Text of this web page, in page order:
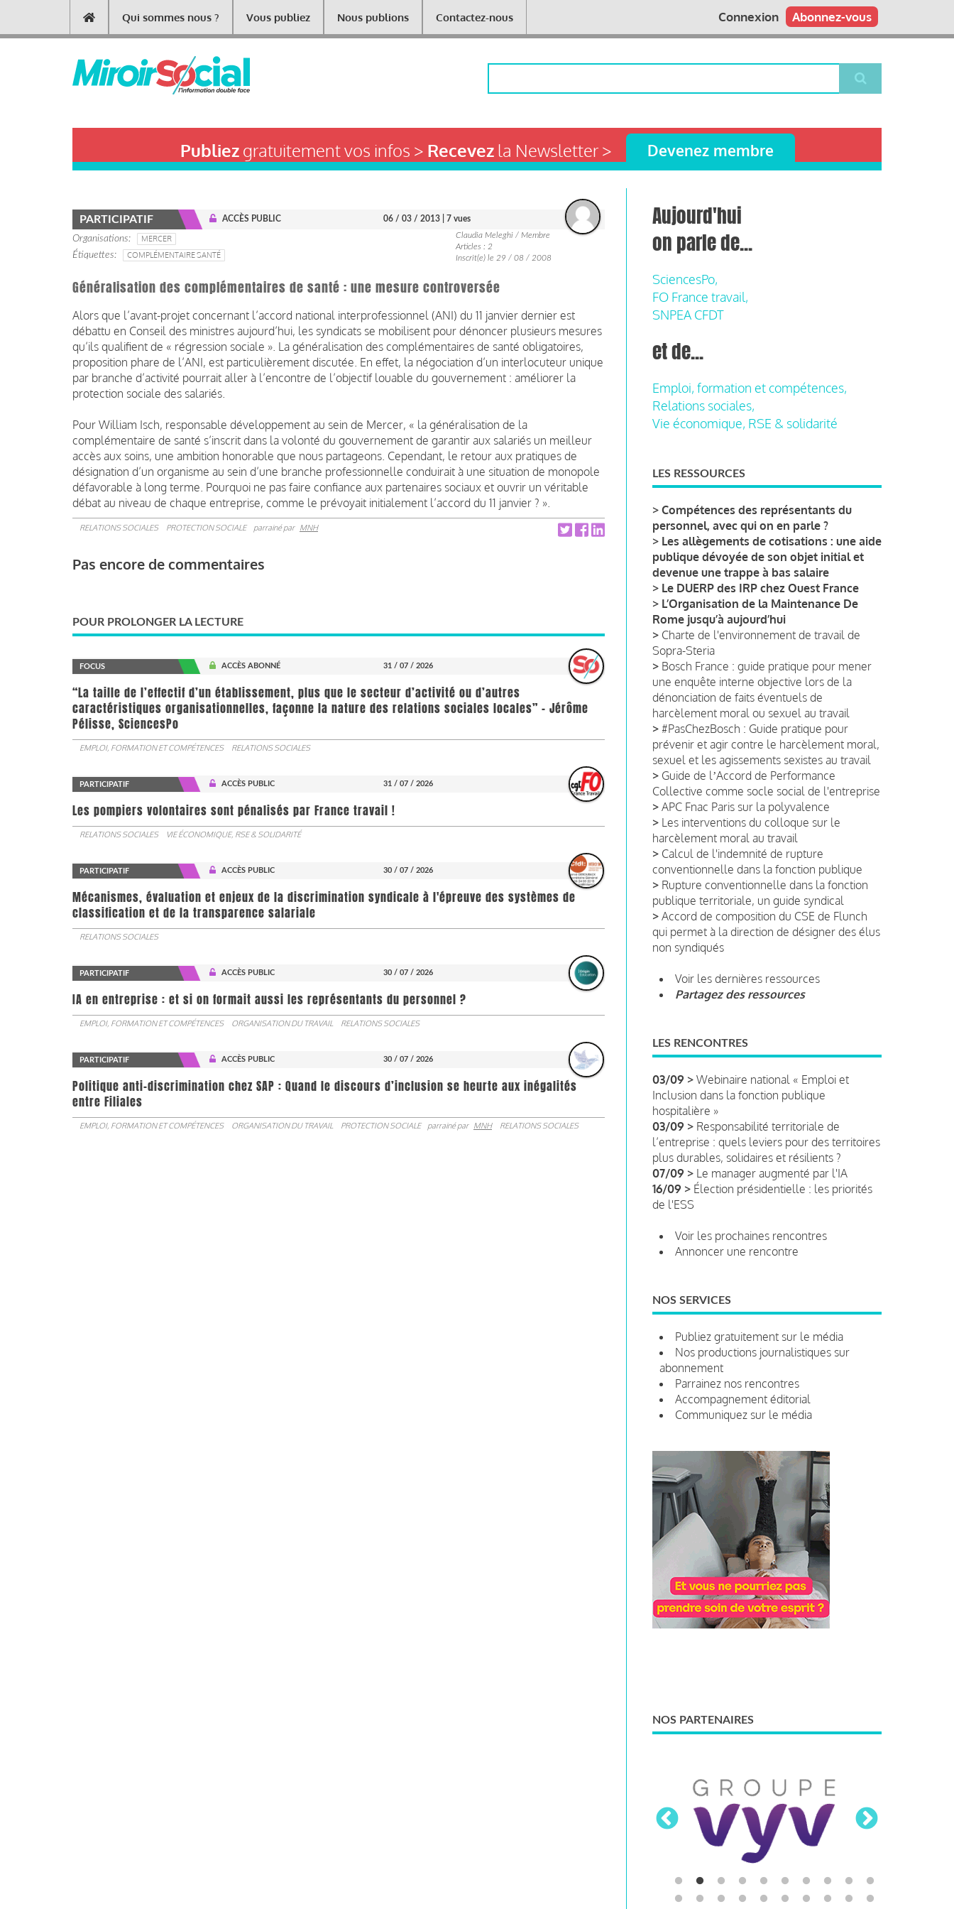
contenu
Main
navigation
Qui sommes nous ? Vous publiez Nous publions Contactez-nous Abonnez-vous
Connexion
Publiezgratuitement vos infos > Recevezla Newsletter > Devenez membre
PARTICIPATIF ACCÈS PUBLIC 06 / 03 / 2013 | 7 vues
Organisations
MERCER
Étiquettes
COMPLÉMENTAIRE SANTÉ
Claudia Meleghi / Membre
Articles : 2
Inscrit(e) le 29 / 08 / 2008
Généralisation des complémentaires de santé : une mesure controversée
Alors que l’avant-projet concernant l’accord national interprofessionnel (ANI) du 11 janvier dernier est
débattu en Conseil des ministres aujourd’hui, les syndicats se mobilisent pour dénoncer plusieurs mesures
qu’ils qualifient de « régression sociale ». La généralisation des complémentaires de santé obligatoires,
proposition phare de l’ANI, est particulièrement discutée. En effet, la négociation d’un interlocuteur unique
par branche d’activité pourrait aller à l’encontre de l’objectif louable du gouvernement : améliorer la
protection sociale des salariés.
Pour William Isch, responsable développement au sein de Mercer, « la généralisation de la
complémentaire de santé s’inscrit dans la volonté du gouvernement de garantir aux salariés un meilleur
accès aux soins, une ambition honorable que nous partageons. Cependant, le retour aux pratiques de
désignation d’un organisme au sein d’une branche professionnelle conduirait à une situation de monopole
défavorable à long terme. Pourquoi ne pas faire confiance aux partenaires sociaux et ouvrir un véritable
débat au niveau de chaque entreprise, comme le prévoyait initialement l’accord du 11 janvier ? ».
RELATIONS SOCIALES PROTECTION SOCIALE parrainé par MNH
Pas encore de commentaires
POUR PROLONGER LA LECTURE
FOCUS ACCÈS ABONNÉ 31 / 07 / 2026
“La taille de l’effectif d’un établissement, plus que le secteur d’activité ou d’autres
caractéristiques organisationnelles, façonne la nature des relations sociales locales” - Jérôme
Pélisse, SciencesPo
EMPLOI, FORMATION ET COMPÉTENCES RELATIONS SOCIALES
PARTICIPATIF ACCÈS PUBLIC 31 / 07 / 2026
Les pompiers volontaires sont pénalisés par France travail !
RELATIONS SOCIALES VIE ÉCONOMIQUE, RSE & SOLIDARITÉ
PARTICIPATIF ACCÈS PUBLIC 30 / 07 / 2026
Mécanismes, évaluation et enjeux de la discrimination syndicale à l'épreuve des systèmes de
classification et de la transparence salariale
RELATIONS SOCIALES
PARTICIPATIF ACCÈS PUBLIC 30 / 07 / 2026
IA en entreprise : et si on formait aussi les représentants du personnel ?
EMPLOI, FORMATION ET COMPÉTENCES ORGANISATION DU TRAVAIL RELATIONS SOCIALES
PARTICIPATIF ACCÈS PUBLIC 30 / 07 / 2026
Politique anti-discrimination chez SAP : Quand le discours d’inclusion se heurte aux inégalités
entre Filiales
EMPLOI, FORMATION ET COMPÉTENCES ORGANISATION DU TRAVAIL PROTECTION SOCIALE parrainé par MNH RELATIONS SOCIALES
Aujourd'hui
on parle de...
SciencesPo,
FO France travail,
SNPEA CFDT
et de...
Emploi, formation et compétences,
Relations sociales,
Vie économique, RSE & solidarité
LES RESSOURCES
> Compétences des représentants du
personnel, avec qui on en parle ?
> Les allègements de cotisations : une aide
publique dévoyée de son objet initial et
devenue une trappe à bas salaire
> Le DUERP des IRP chez Ouest France
> L’Organisation de la Maintenance De
Rome jusqu’à aujourd’hui
> Charte de l'environnement de travail de
Sopra-Steria
> Bosch France : guide pratique pour mener
une enquête interne objective lors de la
dénonciation de faits éventuels de
harcèlement moral ou sexuel au travail
> #PasChezBosch : Guide pratique pour
prévenir et agir contre le harcèlement moral,
sexuel et les agissements sexistes au travail
> Guide de lʼAccord de Performance
Collective comme socle social de l'entreprise
> APC Fnac Paris sur la polyvalence
> Les interventions du colloque sur le
harcèlement moral au travail
> Calcul de l'indemnité de rupture
conventionnelle dans la fonction publique
> Rupture conventionnelle dans la fonction
publique territoriale, un guide syndical
> Accord de composition du CSE de Flunch
qui permet à la direction de désigner des élus
non syndiqués
Voir les dernières ressources
Partagez des ressources
LES RENCONTRES
03/09 > Webinaire national « Emploi et
Inclusion dans la fonction publique
hospitalière »
03/09 > Responsabilité territoriale de
l’entreprise : quels leviers pour des territoires
plus durables, solidaires et résilients ?
07/09 > Le manager augmenté par l'IA
16/09 > Élection présidentielle : les priorités
de l'ESS
Voir les prochaines rencontres
Annoncer une rencontre
NOS SERVICES
Publiez gratuitement sur le média
Nos productions journalistiques sur
abonnement
Parrainez nos rencontres
Accompagnement éditorial
Communiquez sur le média
NOS PARTENAIRES